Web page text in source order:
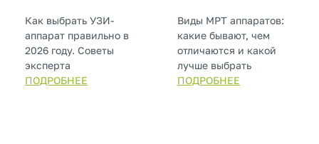
Как выбрать УЗИ-
аппарат правильно в
2026 году. Советы
эксперта
ПОДРОБНЕЕ
Виды МРТ аппаратов:
какие бывают, чем
отличаются и какой
лучше выбрать
ПОДРОБНЕЕ